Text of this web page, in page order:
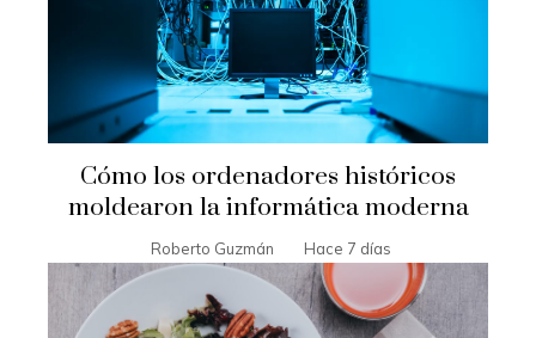
Cómo los ordenadores históricos
moldearon la informática moderna
Roberto Guzmán Hace 7 días